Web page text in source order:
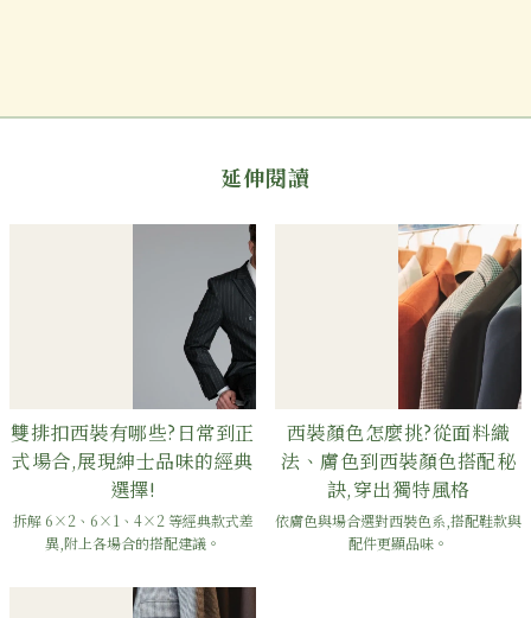
延伸閱讀
雙排扣西裝有哪些?日常到正
式場合,展現紳士品味的經典
選擇!
拆解 6×2、6×1、4×2 等經典款式差
異,附上各場合的搭配建議。
西裝顏色怎麼挑?從面料織
法、膚色到西裝顏色搭配秘
訣,穿出獨特風格
依膚色與場合選對西裝色系,搭配鞋款與
配件更顯品味。